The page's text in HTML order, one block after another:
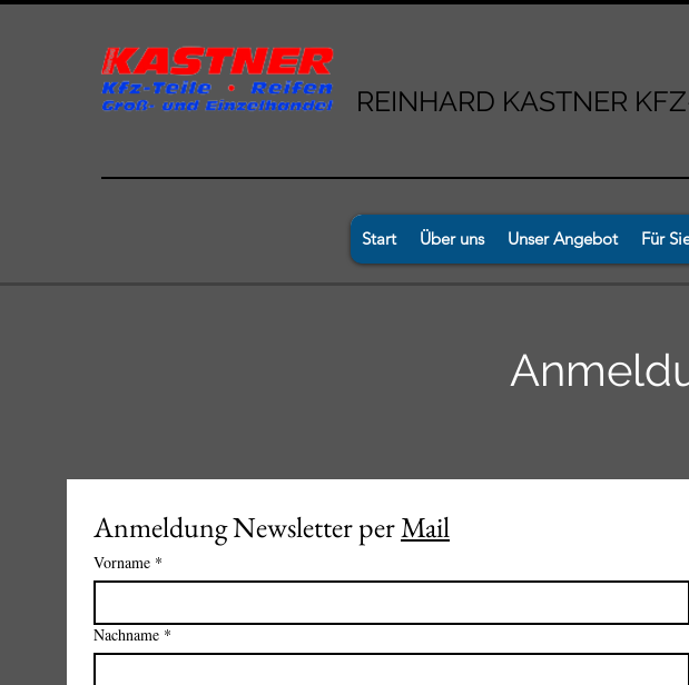
REINHARD KASTNER
Start Über uns Unser Angebot Für
Anmeldung Newsletter per Mail
Vorname *
Nachname *